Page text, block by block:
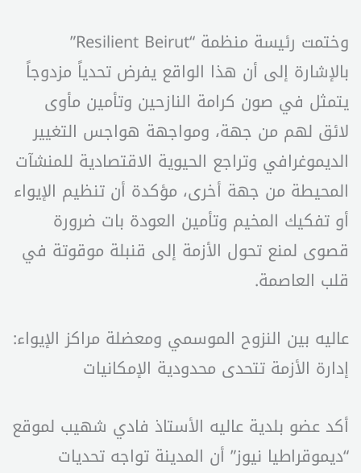
وختمت رئيسة منظمة “Resilient Beirut”
بالإشارة إلى أن هذا الواقع يفرض تحدياً مزدوجاً
يتمثل في صون كرامة النازحين وتأمين مأوى
لائق لهم من جهة، ومواجهة هواجس التغيير
الديموغرافي وتراجع الحيوية الاقتصادية للمنشآت
المحيطة من جهة أخرى، مؤكدة أن تنظيم الإيواء
أو تفكيك المخيم وتأمين العودة بات ضرورة
قصوى لمنع تحول الأزمة إلى قنبلة موقوتة في
قلب العاصمة.
عاليه بين النزوح الموسمي ومعضلة مراكز الإيواء:
إدارة الأزمة تتحدى محدودية الإمكانيات
أكد عضو بلدية عاليه الأستاذ فادي شهيب لموقع
“ديموقراطيا نيوز” أن المدينة تواجه تحديات